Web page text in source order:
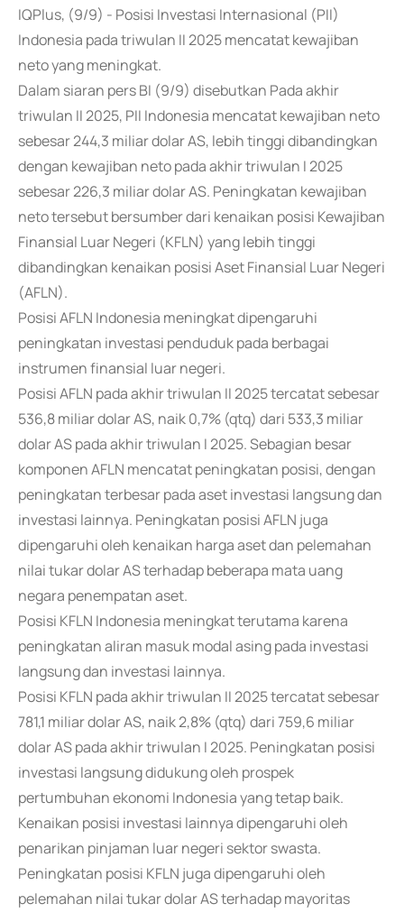
IQPlus, (9/9) - Posisi Investasi Internasional (PII)
Indonesia pada triwulan II 2025 mencatat kewajiban
neto yang meningkat.
Dalam siaran pers BI (9/9) disebutkan Pada akhir
triwulan II 2025, PII Indonesia mencatat kewajiban neto
sebesar 244,3 miliar dolar AS, lebih tinggi dibandingkan
dengan kewajiban neto pada akhir triwulan I 2025
sebesar 226,3 miliar dolar AS. Peningkatan kewajiban
neto tersebut bersumber dari kenaikan posisi Kewajiban
Finansial Luar Negeri (KFLN) yang lebih tinggi
dibandingkan kenaikan posisi Aset Finansial Luar Negeri
(AFLN).
Posisi AFLN Indonesia meningkat dipengaruhi
peningkatan investasi penduduk pada berbagai
instrumen finansial luar negeri.
Posisi AFLN pada akhir triwulan II 2025 tercatat sebesar
536,8 miliar dolar AS, naik 0,7% (qtq) dari 533,3 miliar
dolar AS pada akhir triwulan I 2025. Sebagian besar
komponen AFLN mencatat peningkatan posisi, dengan
peningkatan terbesar pada aset investasi langsung dan
investasi lainnya. Peningkatan posisi AFLN juga
dipengaruhi oleh kenaikan harga aset dan pelemahan
nilai tukar dolar AS terhadap beberapa mata uang
negara penempatan aset.
Posisi KFLN Indonesia meningkat terutama karena
peningkatan aliran masuk modal asing pada investasi
langsung dan investasi lainnya.
Posisi KFLN pada akhir triwulan II 2025 tercatat sebesar
781,1 miliar dolar AS, naik 2,8% (qtq) dari 759,6 miliar
dolar AS pada akhir triwulan I 2025. Peningkatan posisi
investasi langsung didukung oleh prospek
pertumbuhan ekonomi Indonesia yang tetap baik.
Kenaikan posisi investasi lainnya dipengaruhi oleh
penarikan pinjaman luar negeri sektor swasta.
Peningkatan posisi KFLN juga dipengaruhi oleh
pelemahan nilai tukar dolar AS terhadap mayoritas